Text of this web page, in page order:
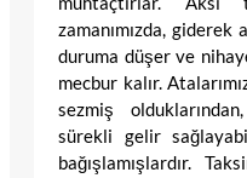
zamanımızda,
duruma düşer ve
mecbur kalır.
sezmiş
sürekli gelir
bağışlamışlardır.